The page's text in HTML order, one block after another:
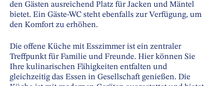
den Gästen ausreichend Platz für Jacken und Mäntel
bietet. Ein Gäste-WC steht ebenfalls zur Verfügung, um
den Komfort zu erhöhen.
Die offene Küche mit Esszimmer ist ein zentraler
Treffpunkt für Familie und Freunde. Hier können Sie
Ihre kulinarischen Fähigkeiten entfalten und
gleichzeitig das Essen in Gesellschaft genießen. Die